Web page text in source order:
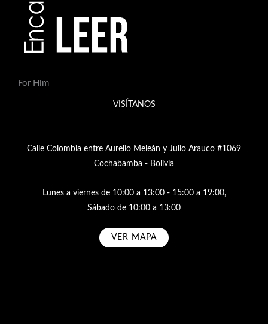
For Him
VISÍTANOS
Calle Colombia entre Aurelio Meleán y Julio Arauco #1069
Cochabamba - Bolivia
Lunes a viernes de 10:00 a 13:00 - 15:00 a 19:00,
Sábado de 10:00 a 13:00
VER MAPA